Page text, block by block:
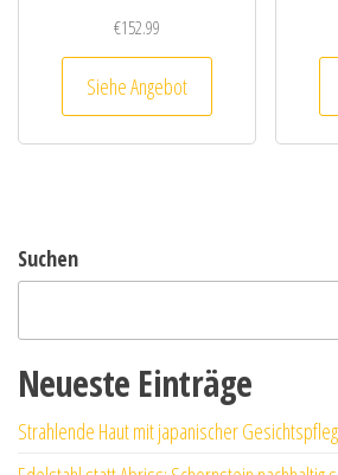
€152.99
Siehe Angebot
Suchen
Neueste Einträge
Strahlende Haut mit japanischer